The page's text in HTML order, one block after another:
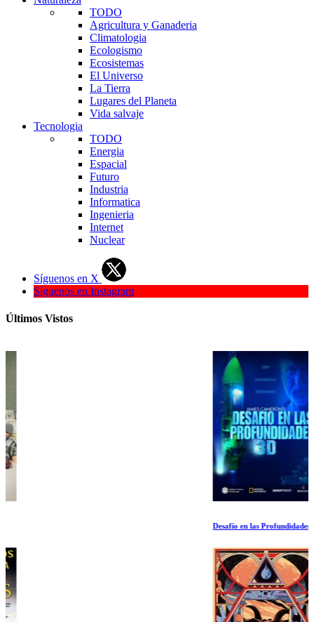
TODO
Agricultura y Ganaderia
Climatologia
Ecologismo
Ecosistemas
El Universo
La Tierra
Lugares del Planeta
Vida salvaje
Tecnologia
TODO
Energia
Espacial
Futuro
Industria
Informatica
Ingenieria
Internet
Nuclear
Síguenos en X
Síguenos en Instagram
Últimos Vistos